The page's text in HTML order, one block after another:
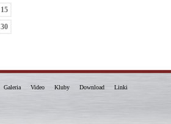
15
30
Galeria Video Kluby Download
Linki